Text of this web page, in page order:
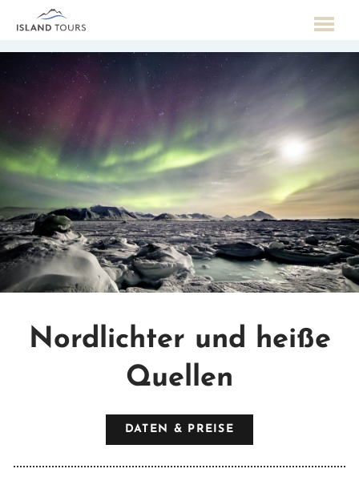
Nordlichter und heiße
Quellen
DATEN & PREISE